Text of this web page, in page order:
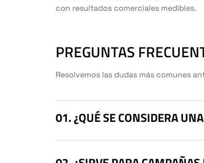
con resultados comerciales medibles.
PREGUNTAS
Resolvemos las dudas más comunes
¿QUÉ SE CONSIDERA